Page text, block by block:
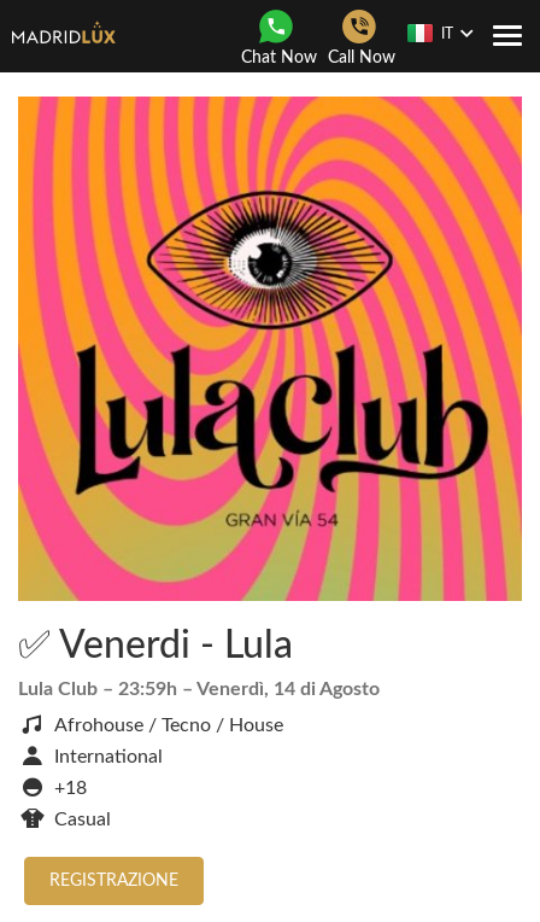
Chat Now Call Now
✅ Venerdi - Lula
Lula Club – 23:59h – Venerdì, 14 di Agosto
Afrohouse / Tecno / House
International
+18
Casual
REGISTRAZIONE